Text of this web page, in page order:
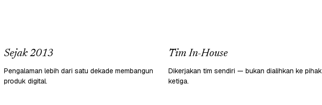
Sejak 2013
Pengalaman lebih dari satu dekade membangun
produk digital.
Tim In-House
Dikerjakan tim sendiri — bukan dialihkan ke pihak
ketiga.